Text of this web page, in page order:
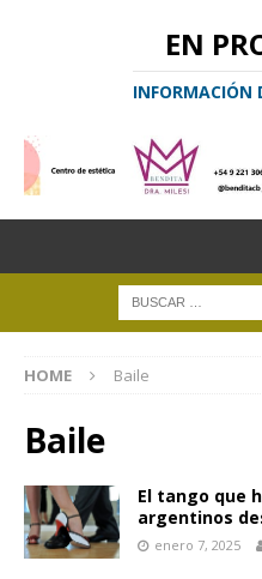
EN
INFORMACIÓN
HOME Baile
Baile
El tango que
argentinos
enero 7, 2025